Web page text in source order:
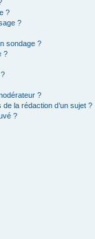
?
?
sondage ?
?
?
la rédaction d’un sujet ?
?